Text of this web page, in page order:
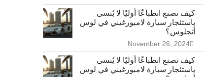
كيف تصنع انطباعًا أوليًا لا يُنسى
باستئجار سيارة لامبورغيني في لوس
أنجلوس؟
November 26, 2024
كيف تصنع انطباعًا أوليًا لا يُنسى
باستئجار سيارة لامبورغيني في لوس